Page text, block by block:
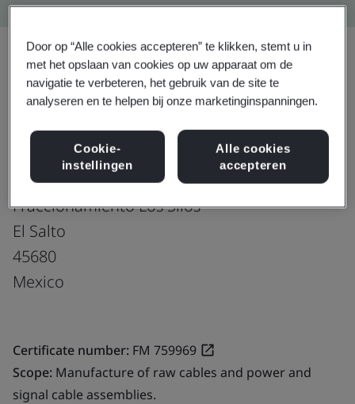
Delen: Upgraden
Molex de Mexico S.A. de C.V.
Carretera a la Capilla Km 3
Fraccionamiento Los Silos
El Salto
45680
Mexico
Certificate number: FM 759969
Scope: Manufacture of raw cables and power and
signal cable assemblies.
Door op “Alle cookies accepteren” te klikken, stemt u in
met het opslaan van cookies op uw apparaat om de
navigatie te verbeteren, het gebruik van de site te
analyseren en te helpen bij onze marketinginspanningen.
Cookie-
instellingen
Alle cookies
accepteren